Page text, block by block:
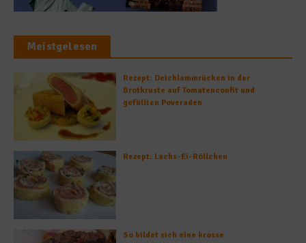
Meistgelesen
Rezept: Deichlammrücken in der
Brotkruste auf Tomatenconfit und
gefüllten Poveraden
Rezept: Lachs-Ei-Röllchen
So bildet sich eine krosse